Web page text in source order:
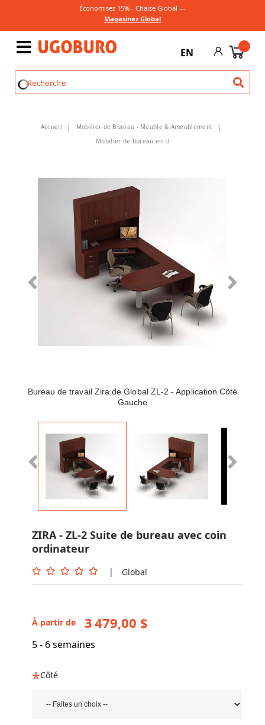
Économisez 15% - Chaise Global —
Magasinez Global
EN
Accueil
Mobilier de Bureau - Meuble & Ameublement
Mobilier de bureau en U
Bureau de travail Zira de Global ZL-2 - Application Côté
Gauche
ZIRA - ZL-2 Suite de bureau avec coin
ordinateur
| Global
À partir de 3 479,00 $
5 - 6 semaines
Côté